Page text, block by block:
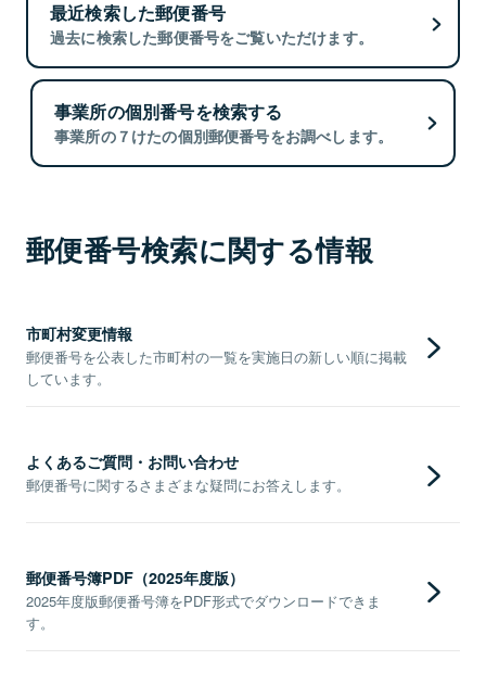
最近検索した郵便番号
過去に検索した郵便番号をご覧いただけます。
事業所の個別番号を検索する
事業所の７けたの個別郵便番号をお調べします。
郵便番号検索に関する情報
市町村変更情報
郵便番号を公表した市町村の一覧を実施日の新しい順に掲載
しています。
よくあるご質問・お問い合わせ
郵便番号に関するさまざまな疑問にお答えします。
郵便番号簿PDF（2025年度版）
2025年度版郵便番号簿をPDF形式でダウンロードできま
す。